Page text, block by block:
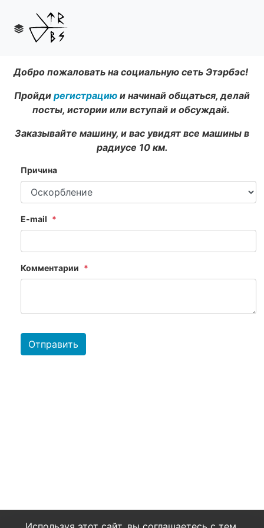
Добро пожаловать на социальную сеть Этэрбэс!
Пройди регистрацию и начинай общаться, делай
посты, истории или вступай и обсуждай.
Заказывайте машину, и вас увидят все машины в
радиусе 10 км.
Причина
E-mail
Комментарии
Отправить